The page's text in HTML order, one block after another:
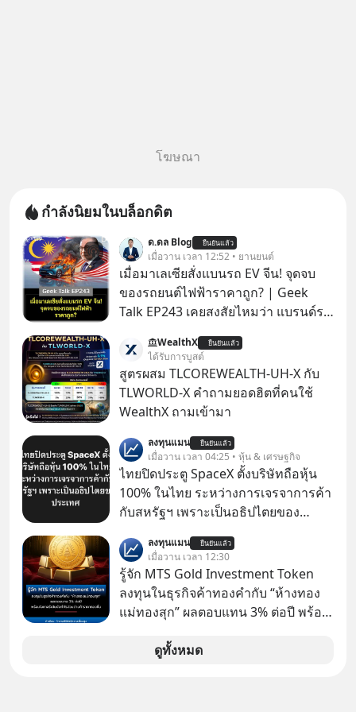
โฆษณา
กำลังนิยมในบล็อกดิต
ด.ดล Blog ยืนยันแล้ว
เมื่อวาน เวลา 12:52 • ยานยนต์
เมื่อมาเลเซียสั่งแบนรถ EV จีน! จุดจบ
ของรถยนต์ไฟฟ้าราคาถูก? | Geek
Talk EP243 เคยสงสัยไหมว่า แบรนด์รถ
ราบคาบ จะถูกสกัดดาวรุ่งจนต้องเบรก
หัวทิ่มได้อย่างไร? นี่คือเรื่องจริงที่เพิ่ง
เกิดขึ้นในมาเลเซีย เมื่อรัฐบาลประกาศ
งัด “กฎเหล็ก” สั่งบล็อกการนำเข้ารถ EV
กำแพงราคานำเข้าขั้นต่ำสูงถึง 1.7 ล้าน
บาท! งานนี้ทำเอาค่ายยักษ์ใหญ่อย่าง
BYD ที่เคยกวาดเรียบยอดขายถึงกับ
สะดุดไปไม่เป็น แต่เบื้องหลังมาตรการ
สุดโต่งนี้ ไม่ใช่แค่การกีดกันทางการค้า
ธรรมดา แต่มันคือแผนอุ้มชูแบรนด์แห่ง
ชาติอย่าง Proton เพื่อรักษาตำแหน่ง
งานนับแสนชีวิตในประเทศ ค่ายรถจีน
จะแก้เกมหมากกระดานนี้อย่างไร? และ
ทำไมเรื่องนี้ถึงสั่นสะเทือนวงการยาน
เบื้องหลังสงคราม EV สุดเดือดนี้กัน
WealthX ยืนยันแล้ว
ได้รับการบูสต์
สูตรผสม TLCOREWEALTH-UH-X กับ
TLWORLD-X คำถามยอดฮิตที่คนใช้
WealthX ถามเข้ามา
ลงทุนแมน ยืนยันแล้ว
เมื่อวาน เวลา 04:25 • หุ้น & เศรษฐกิจ
ไทยปิดประตู SpaceX ตั้งบริษัทถือหุ้น
100% ในไทย ระหว่างการเจรจาการค้า
กับสหรัฐฯ เพราะเป็นอธิปไตยของ
ประกาศจุดยืนชัดเจนว่า จะไม่อนุญาต
ให้บริษัทสหรัฐฯ ตั้งบริษัทโทรคมนาคม
ดาวเทียมที่ถือหุ้น 100% โดยชาวต่าง
ชาติ ในระหว่างการเจรจาการค้ากับ
รัฐบาลสหรัฐ โดยให้เหตุผลว่าเป็น
ประเด็นด้านอธิปไตยของประเทศ
ลงทุนแมน ยืนยันแล้ว
เมื่อวาน เวลา 12:30
รู้จัก MTS Gold Investment Token
ลงทุนในธุรกิจค้าทองคำกับ “ห้างทอง
แม่ทองสุก” ผลตอบแทน 3% ต่อปี พร้อม
ทองขึ้น / ลงทุนแมนจะเล่าให้ฟัง x MTS
ดูทั้งหมด